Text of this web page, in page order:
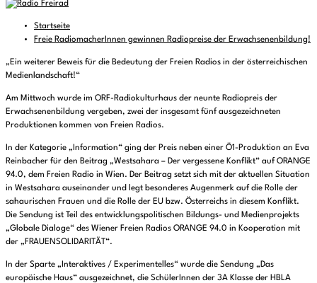
Startseite
Freie RadiomacherInnen gewinnen Radiopreise der Erwachsenenbildung!
„Ein weiterer Beweis für die Bedeutung der Freien Radios in der österreichischen
Medienlandschaft!“
Am Mittwoch wurde im ORF-Radiokulturhaus der neunte Radiopreis der
Erwachsenenbildung vergeben, zwei der insgesamt fünf ausgezeichneten
Produktionen kommen von Freien Radios.
In der Kategorie „Information“ ging der Preis neben einer Ö1-Produktion an Eva
Reinbacher für den Beitrag „Westsahara – Der vergessene Konflikt“ auf ORANGE
94.0, dem Freien Radio in Wien. Der Beitrag setzt sich mit der aktuellen Situation
in Westsahara auseinander und legt besonderes Augenmerk auf die Rolle der
sahaurischen Frauen und die Rolle der EU bzw. Österreichs in diesem Konflikt.
Die Sendung ist Teil des entwicklungspolitischen Bildungs- und Medienprojekts
„Globale Dialoge“ des Wiener Freien Radios ORANGE 94.0 in Kooperation mit
der „FRAUENSOLIDARITÄT“.
In der Sparte „Interaktives / Experimentelles“ wurde die Sendung „Das
europäische Haus“ ausgezeichnet, die SchülerInnen der 3A Klasse der HBLA